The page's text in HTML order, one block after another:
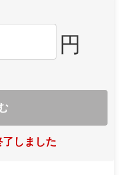
円
しました